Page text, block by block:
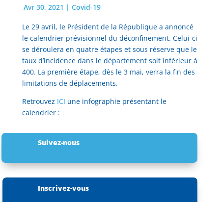
Avr 30, 2021 | Covid-19
Le 29 avril, le Président de la République a annoncé
le calendrier prévisionnel du déconfinement. Celui-ci
se déroulera en quatre étapes et sous réserve que le
taux d’incidence dans le département soit inférieur à
400. La première étape, dès le 3 mai, verra la fin des
limitations de déplacements.
Retrouvez ICI une infographie présentant le
calendrier :
Suivez-nous
Inscrivez-vous